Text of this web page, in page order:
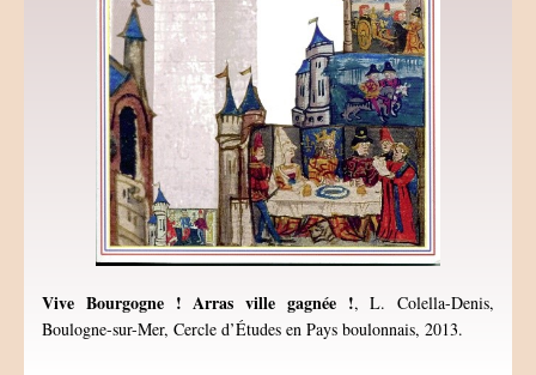
Vive Bourgogne ! Arras ville gagnée !, L. Colella-Denis,
Boulogne-sur-Mer, Cercle d’Études en Pays boulonnais, 2013.